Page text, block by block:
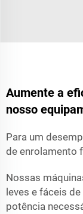
Aumente a
nosso
Para um
de enrolamento
Nossas
leves e fáceis
potência